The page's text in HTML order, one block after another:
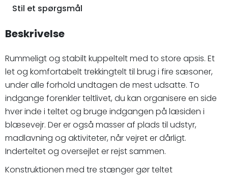
Stil et spørgsmål
Beskrivelse
Rummeligt og stabilt kuppeltelt med to store apsis. Et
let og komfortabelt trekkingtelt til brug i fire sæsoner,
under alle forhold undtagen de mest udsatte. To
indgange forenkler teltlivet, du kan organisere en side
hver inde i teltet og bruge indgangen på læsiden i
blæsevejr. Der er også masser af plads til udstyr,
madlavning og aktiviteter, når vejret er dårligt.
Inderteltet og oversejlet er rejst sammen.
Konstruktionen med tre stænger gør teltet